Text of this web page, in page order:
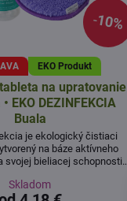
10%
EKO Produkt
na upratovanie
EKO DEZINFEKCIA
Buala
je ekologický čistiaci
na báze aktívneho
svojej bieliacej schopnosti
alebo dlaždíc.
Skladom